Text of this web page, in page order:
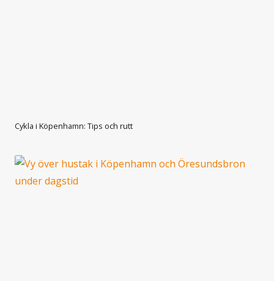
Cykla i Köpenhamn: Tips och rutt